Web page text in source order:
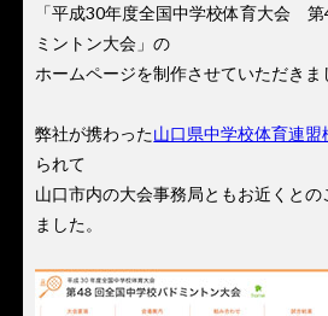
「平成30年度全国中学校体育大会
ミントン大会」の
ホームページを制作させていただきま
弊社が携わった山口県中学校体育連盟
られて
山口市内の大会事務局ともお近くとの
ました。